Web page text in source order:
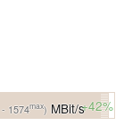
- 1574max) MBit/s+42%